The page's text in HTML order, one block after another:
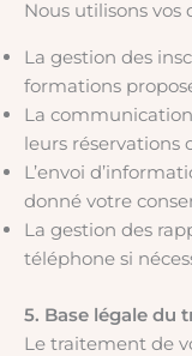
Nous utilisons vos
La gestion des
formations
La
leurs réservations
L’envoi
donné votre
La gestion des
téléphone si
5. Base légale du
Le traitement de